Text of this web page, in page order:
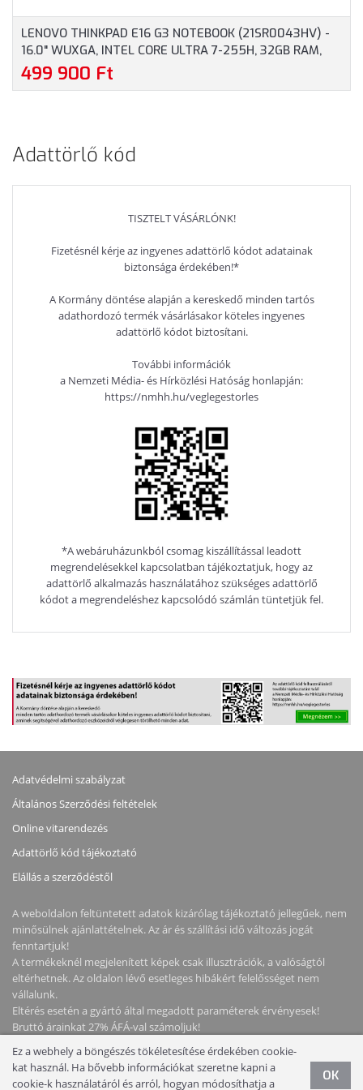
LENOVO THINKPAD E16 G3 NOTEBOOK (21SR0043HV) -
16.0" WUXGA, INTEL CORE ULTRA 7-255H, 32GB RAM,
1TB SSD, MAGYAR BILLENTYŰZET, WINDOWS 11
PROFESSIONAL, 3 ÉV GARANCIA, FEKETE SZÍNBEN
499 900 Ft
Adattörlő kód
TISZTELT VÁSÁRLÓNK!
Fizetésnél kérje az ingyenes adattörlő kódot adatainak
biztonsága érdekében!*
A Kormány döntése alapján a kereskedő minden tartós
adathordozó termék vásárlásakor köteles ingyenes
adattörlő kódot biztosítani.
További információk
a Nemzeti Média- és Hírközlési Hatóság honlapján:
https://nmhh.hu/veglegestorles
*A webáruházunkból csomag kiszállítással leadott
megrendelésekkel kapcsolatban tájékoztatjuk, hogy az
adattörlő alkalmazás használatához szükséges adattörlő
kódot a megrendeléshez kapcsolódó számlán tüntetjük fel.
Adatvédelmi szabályzat
Általános Szerződési feltételek
Online vitarendezés
Adattörlő kód tájékoztató
Elállás a szerződéstől
A weboldalon feltüntetett adatok kizárólag tájékoztató jellegűek, nem
minősülnek ajánlattételnek. Az ár és szállítási idő változás jogát
fenntartjuk!
A termékeknél megjelenített képek csak illusztrációk, a valóságtól
eltérhetnek. Az oldalon lévő esetleges hibákért felelősséget nem
vállalunk.
Eltérés esetén a gyártó által megadott paraméterek érvényesek!
Bruttó árainkat 27% ÁFÁ-val számoljuk!
Copyright © 2026 NotebookStore. Minden jog fenntartva!
Ez a webhely a böngészés tökéletesítése érdekében cookie-
kat használ. Ha bővebb információkat szeretne kapni a
cookie-k használatáról és arról, hogyan módosíthatja a
OK